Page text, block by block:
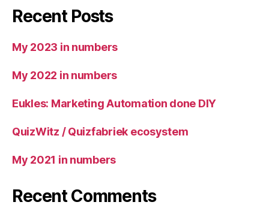
Recent Posts
My 2023 in numbers
My 2022 in numbers
Eukles: Marketing Automation done DIY
QuizWitz / Quizfabriek ecosystem
My 2021 in numbers
Recent Comments